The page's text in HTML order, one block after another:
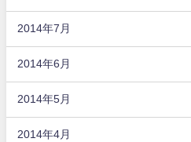
2014年7月
2014年6月
2014年5月
2014年4月